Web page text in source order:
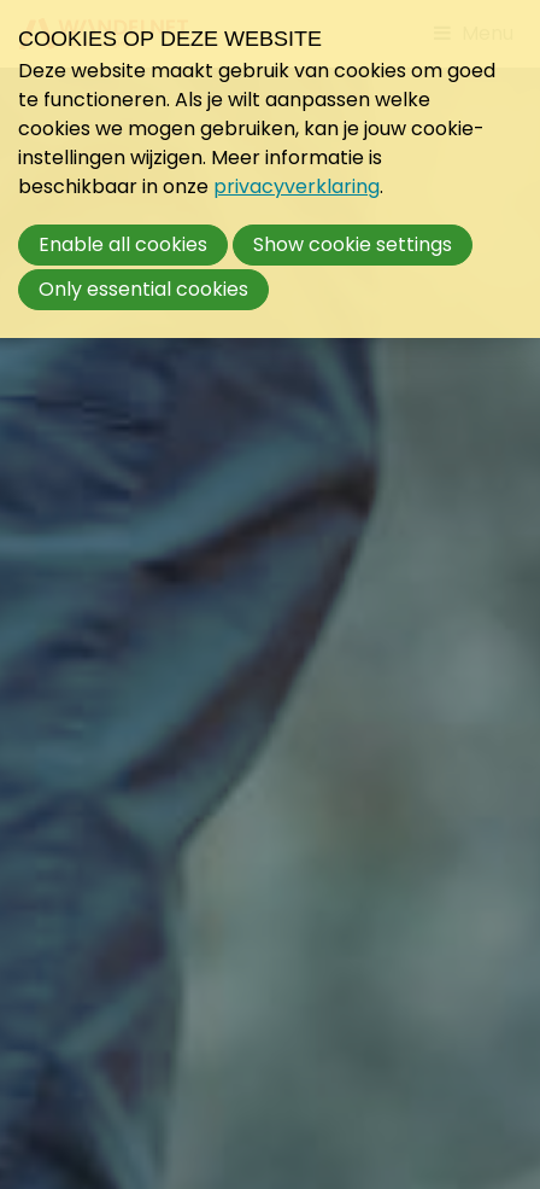
to
COOKIES OP DEZE WEBSITE
Deze website maakt gebruik van cookies om goed
te functioneren. Als je wilt aanpassen welke
cookies we mogen gebruiken, kan je jouw cookie-
instellingen wijzigen. Meer informatie is
beschikbaar in onze privacyverklaring.
Enable all cookies
Show cookie settings
Only essential cookies